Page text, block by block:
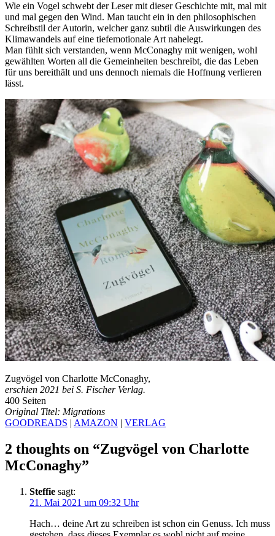
Wie ein Vogel schwebt der Leser mit dieser Geschichte mit, mal mit
und mal gegen den Wind. Man taucht ein in den philosophischen
Schreibstil der Autorin, welcher ganz subtil die Auswirkungen des
Klimawandels auf eine tiefemotionale Art nahelegt.
Man fühlt sich verstanden, wenn McConaghy mit wenigen, wohl
gewählten Worten all die Gemeinheiten beschreibt, die das Leben
für uns bereithält und uns dennoch niemals die Hoffnung verlieren
lässt.
Zugvögel von Charlotte McConaghy,
erschien 2021 bei S. Fischer Verlag.
400 Seiten
Original Titel: Migrations
GOODREADS | AMAZON | VERLAG
2 thoughts on “Zugvögel von Charlotte
McConaghy”
Steffie sagt:
21. Mai 2021 um 09:32 Uhr
Hach… deine Art zu schreiben ist schon ein Genuss. Ich muss